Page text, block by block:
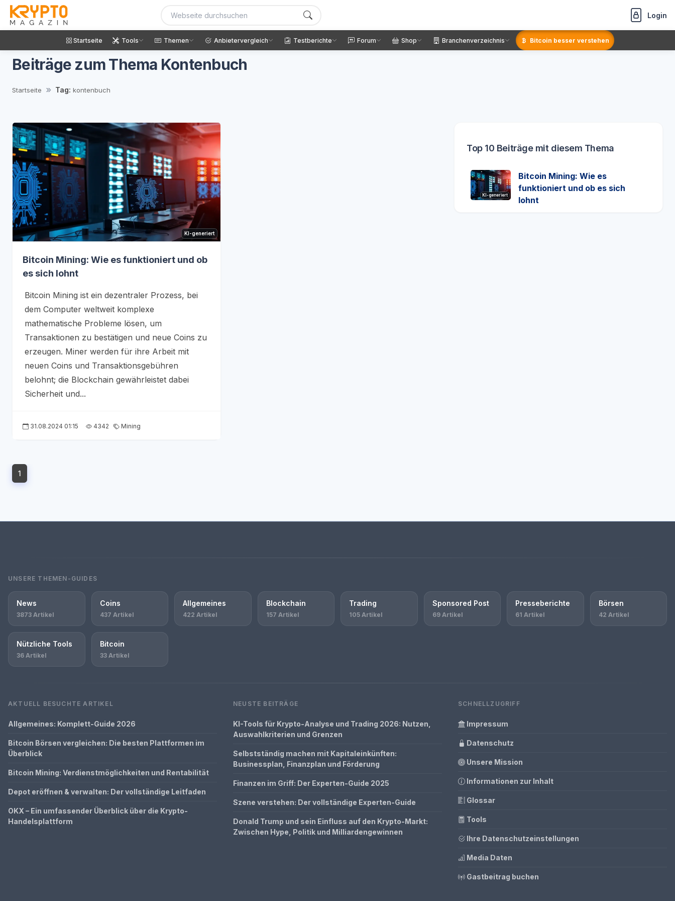
Login
Startseite Tools Themen Anbietervergleich Testberichte Forum Shop Branchenverzeichnis Bitcoin besser verstehen
Beiträge zum Thema Kontenbuch
Startseite Tag: kontenbuch
KI-generiert
Bitcoin Mining: Wie es funktioniert und ob
es sich lohnt
Bitcoin Mining ist ein dezentraler Prozess, bei
dem Computer weltweit komplexe
mathematische Probleme lösen, um
Transaktionen zu bestätigen und neue Coins zu
erzeugen. Miner werden für ihre Arbeit mit
neuen Coins und Transaktionsgebühren
belohnt; die Blockchain gewährleistet dabei
Sicherheit und...
31.08.2024 01:15 4342 Mining
Top 10 Beiträge mit diesem Thema
KI-generiert
Bitcoin Mining: Wie es
funktioniert und ob es sich
lohnt
1
UNSERE THEMEN-GUIDES
News
3873 Artikel
Coins
437 Artikel
Allgemeines
422 Artikel
Blockchain
157 Artikel
Trading
105 Artikel
Sponsored Post
69 Artikel
Presseberichte
61 Artikel
Börsen
42 Artikel
Nützliche Tools
36 Artikel
Bitcoin
33 Artikel
AKTUELL BESUCHTE ARTIKEL
Allgemeines: Komplett-Guide 2026
Bitcoin Börsen vergleichen: Die besten Plattformen im
Überblick
Bitcoin Mining: Verdienstmöglichkeiten und Rentabilität
Depot eröffnen & verwalten: Der vollständige Leitfaden
OKX – Ein umfassender Überblick über die Krypto-
Handelsplattform
NEUSTE BEITRÄGE
KI-Tools für Krypto-Analyse und Trading 2026: Nutzen,
Auswahlkriterien und Grenzen
Selbstständig machen mit Kapitaleinkünften:
Businessplan, Finanzplan und Förderung
Finanzen im Griff: Der Experten-Guide 2025
Szene verstehen: Der vollständige Experten-Guide
Donald Trump und sein Einfluss auf den Krypto-Markt:
Zwischen Hype, Politik und Milliardengewinnen
SCHNELLZUGRIFF
Impressum
Datenschutz
Unsere Mission
Informationen zur Inhalt
Glossar
Tools
Ihre Datenschutzeinstellungen
Media Daten
Gastbeitrag buchen